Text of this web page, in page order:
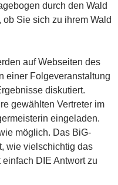
durch den Wald
Sie sich zu ihrem Wald
auf Webseiten des
einer Folgeveranstaltung
diskutiert.
gewählten Vertreter im
eingeladen.
möglich. Das BiG-
wie vielschichtig das
DIE Antwort zu